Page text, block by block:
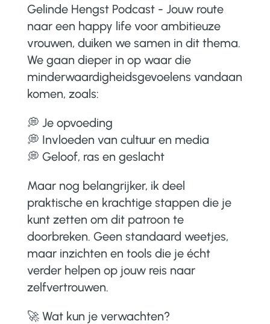
Gelinde Hengst Podcast - Jouw route
naar een happy life voor ambitieuze
vrouwen, duiken we samen in dit thema.
We gaan dieper in op waar die
minderwaardigheidsgevoelens vandaan
komen, zoals:
💭 Je opvoeding
💭 Invloeden van cultuur en media
💭 Geloof, ras en geslacht
Maar nog belangrijker, ik deel
praktische en krachtige stappen die je
kunt zetten om dit patroon te
doorbreken. Geen standaard weetjes,
maar inzichten en tools die je écht
verder helpen op jouw reis naar
zelfvertrouwen.
🚀 Wat kun je verwachten?